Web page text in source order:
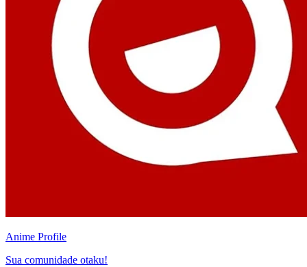
Anime Profile
Sua comunidade otaku!